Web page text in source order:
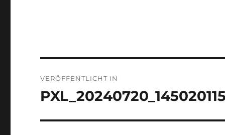
VERÖFFENTLICHT IN
PXL_20240720_145020115